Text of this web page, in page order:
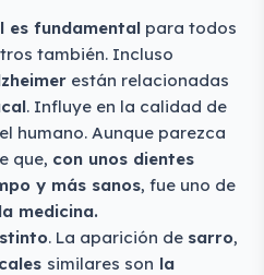
es fundamental para todos
también. Incluso
están relacionadas
. Influye en la calidad de
humano. Aunque parezca
que, con unos dientes
y más sanos, fue uno de
medicina.
. La aparición de sarro,
similares son la